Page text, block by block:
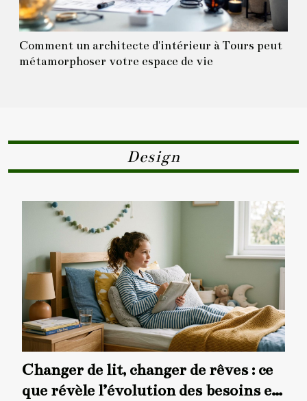
Comment un architecte d'intérieur à Tours peut
métamorphoser votre espace de vie
Design
Changer de lit, changer de rêves : ce
que révèle l’évolution des besoins en